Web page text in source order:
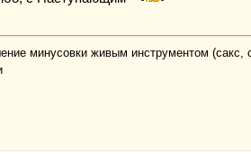
минусовки живым инструментом